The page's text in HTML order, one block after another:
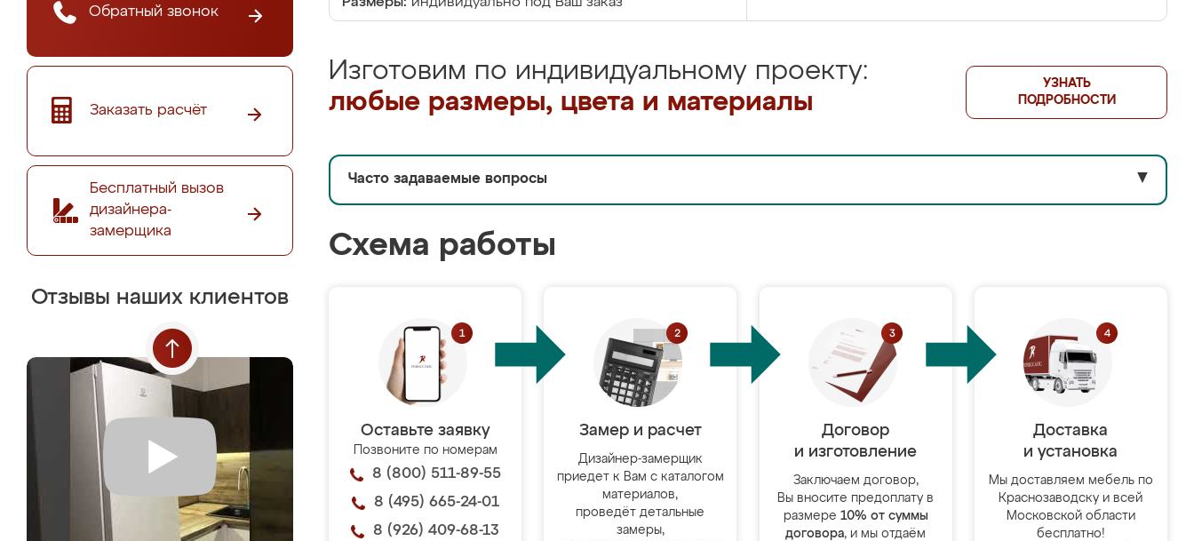
Обратный звонок
Заказать расчёт
Бесплатный вызов
дизайнера-
замерщика
Отзывы наших клиентов
Изготовим по индивидуальному проекту:
любые размеры, цвета и материалы
УЗНАТЬ
ПОДРОБНОСТИ
Часто задаваемые вопросы ▼
Схема работы
Оставьте заявку
Позвоните по номерам
8 (800) 511-89-55
8 (495) 665-24-01
8 (926) 409-68-13
Замер и расчет
Дизайнер-замерщик
приедет к Вам с каталогом
материалов,
проведёт детальные
замеры,
Договор
и изготовление
Заключаем договор,
Вы вносите предоплату в
размере 10% от суммы
договора, и мы отдаём
Доставка
и установка
Мы доставляем мебель по
Краснозаводску и всей
Московской области
бесплатно!